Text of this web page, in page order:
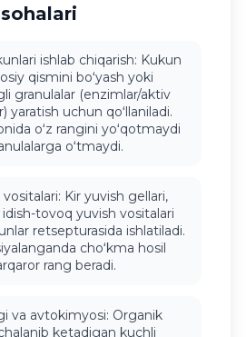
ishlab chiqarish: Kukun
qismini boʻyash yoki
granulalar (enzimlar/aktiv
yaratish uchun qoʻllaniladi.
oʻz rangini yoʻqotmaydi
oʻtmaydi.
Kir yuvish gellari,
tovoq yuvish vositalari
retsepturasida ishlatiladi.
choʻkma hosil
rang beradi.
va avtokimyosi: Organik
ketadigan kuchli